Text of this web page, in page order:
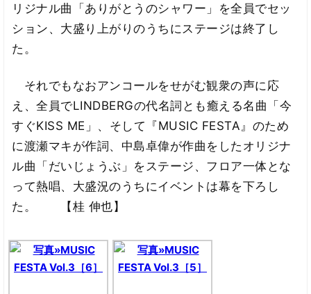
リジナル曲「ありがとうのシャワー」を全員でセッ
ション、大盛り上がりのうちにステージは終了し
た。
それでもなおアンコールをせがむ観衆の声に応
え、全員でLINDBERGの代名詞とも癒える名曲「今
すぐKISS ME」、そして『MUSIC FESTA』のため
に渡瀬マキが作詞、中島卓偉が作曲をしたオリジナ
ル曲「だいじょうぶ」をステージ、フロア一体とな
って熱唱、大盛況のうちにイベントは幕を下ろし
た。 【桂 伸也】